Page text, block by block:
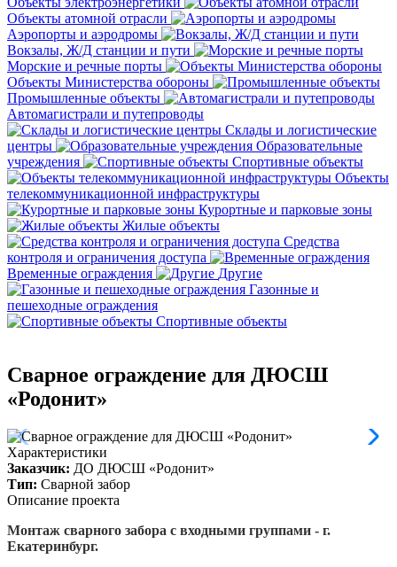
Объекты атомной отрасли
Аэропорты и аэродромы
Вокзалы, Ж/Д станции и пути
Морские и речные порты
Объекты Министерства обороны
Промышленные объекты
Автомагистрали и путепроводы
Склады и логистические
центры
Образовательные
учреждения
Спортивные объекты
Объекты
телекоммуникационной инфраструктуры
Курортные и парковые зоны
Жилые объекты
Средства
контроля и ограничения доступа
Временные ограждения
Другие
Газонные и
пешеходные ограждения
Спортивные объекты
Сварное ограждение для ДЮСШ
«Родонит»
Характеристики
Заказчик: ДО ДЮСШ «Родонит»
Тип: Сварной забор
Описание проекта
Монтаж сварного забора с входными группами - г.
Екатеринбург.